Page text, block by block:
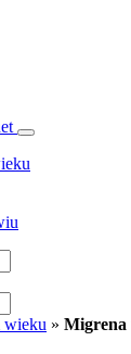
wieku » Migrena